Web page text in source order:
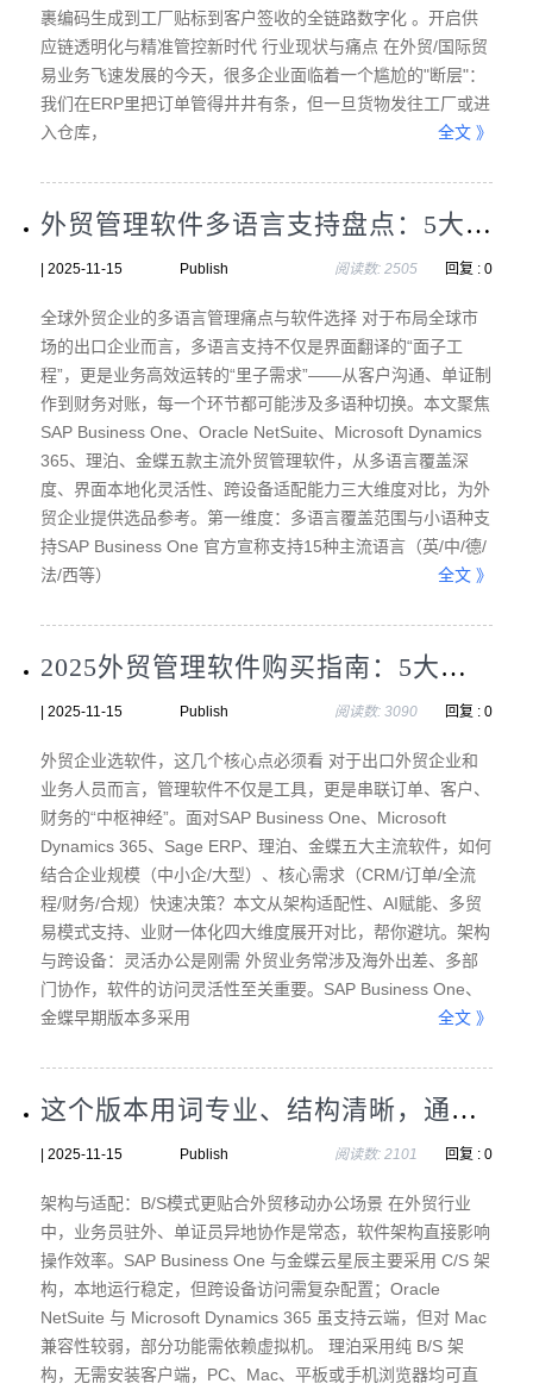
裹编码生成到工厂贴标到客户签收的全链路数字化 。开启供
应链透明化与精准管控新时代 行业现状与痛点 在外贸/国际贸
易业务飞速发展的今天，很多企业面临着一个尴尬的"断层"：
我们在ERP里把订单管得井井有条，但一旦货物发往工厂或进
入仓库，
全文 》
外贸管理软件多语言支持盘点：5大供应商全球业务适配指南
| 2025-11-15 Publish 阅读数: 2505 回复 : 0
全球外贸企业的多语言管理痛点与软件选择 对于布局全球市
场的出口企业而言，多语言支持不仅是界面翻译的“面子工
程”，更是业务高效运转的“里子需求”——从客户沟通、单证制
作到财务对账，每一个环节都可能涉及多语种切换。本文聚焦
SAP Business One、Oracle NetSuite、Microsoft Dynamics
365、理泊、金蝶五款主流外贸管理软件，从多语言覆盖深
度、界面本地化灵活性、跨设备适配能力三大维度对比，为外
贸企业提供选品参考。第一维度：多语言覆盖范围与小语种支
持SAP Business One 官方宣称支持15种主流语言（英/中/德/
法/西等）
全文 》
2025外贸管理软件购买指南：5大供应商对比及选择技巧
| 2025-11-15 Publish 阅读数: 3090 回复 : 0
外贸企业选软件，这几个核心点必须看 对于出口外贸企业和
业务人员而言，管理软件不仅是工具，更是串联订单、客户、
财务的“中枢神经”。面对SAP Business One、Microsoft
Dynamics 365、Sage ERP、理泊、金蝶五大主流软件，如何
结合企业规模（中小企/大型）、核心需求（CRM/订单/全流
程/财务/合规）快速决策？本文从架构适配性、AI赋能、多贸
易模式支持、业财一体化四大维度展开对比，帮你避坑。架构
与跨设备：灵活办公是刚需 外贸业务常涉及海外出差、多部
门协作，软件的访问灵活性至关重要。SAP Business One、
金蝶早期版本多采用
全文 》
这个版本用词专业、结构清晰，通过“横评”、“效率对比”等关键词直接点明文章价值，适合专业报告或行业分析。
| 2025-11-15 Publish 阅读数: 2101 回复 : 0
架构与适配：B/S模式更贴合外贸移动办公场景 在外贸行业
中，业务员驻外、单证员异地协作是常态，软件架构直接影响
操作效率。SAP Business One 与金蝶云星辰主要采用 C/S 架
构，本地运行稳定，但跨设备访问需复杂配置；Oracle
NetSuite 与 Microsoft Dynamics 365 虽支持云端，但对 Mac
兼容性较弱，部分功能需依赖虚拟机。 理泊采用纯 B/S 架
构，无需安装客户端，PC、Mac、平板或手机浏览器均可直